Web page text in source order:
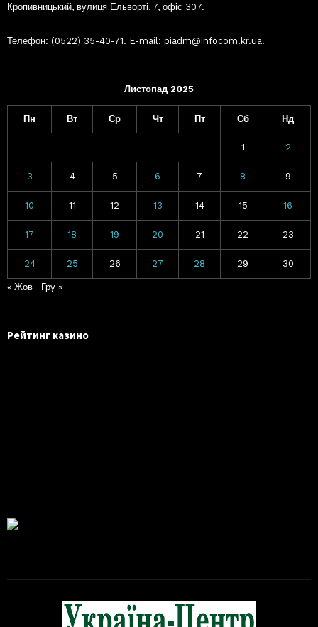
Кропивницький, вулиця Ельворті, 7, офіс 307.
Телефон: (0522) 35-40-71. E-mail: piadm@infocom.kr.ua.
Листопад 2025
Пн Вт Ср Чт Пт Сб Нд
1 2
3 4 5 6 7 8 9
10 11 12 13 14 15 16
17 18 19 20 21 22 23
24 25 26 27 28 29 30
« Жов Гру »
Рейтинг казино